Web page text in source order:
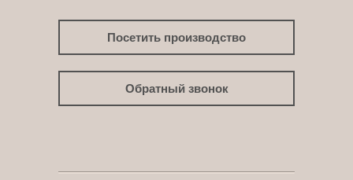
Посетить производство
Обратный звонок